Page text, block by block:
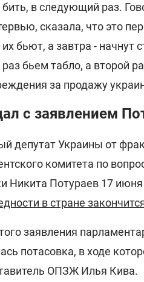
бить, в следующий раз.
сказала, что это
их бьют, а завтра - начнут
бьем табло, а второй
за продажу
с заявлением
депутат Украины от
комитета по
Никита Потураев 17
в стране
заявления
потасовка, в ходе
ОПЗЖ Илья Кива.